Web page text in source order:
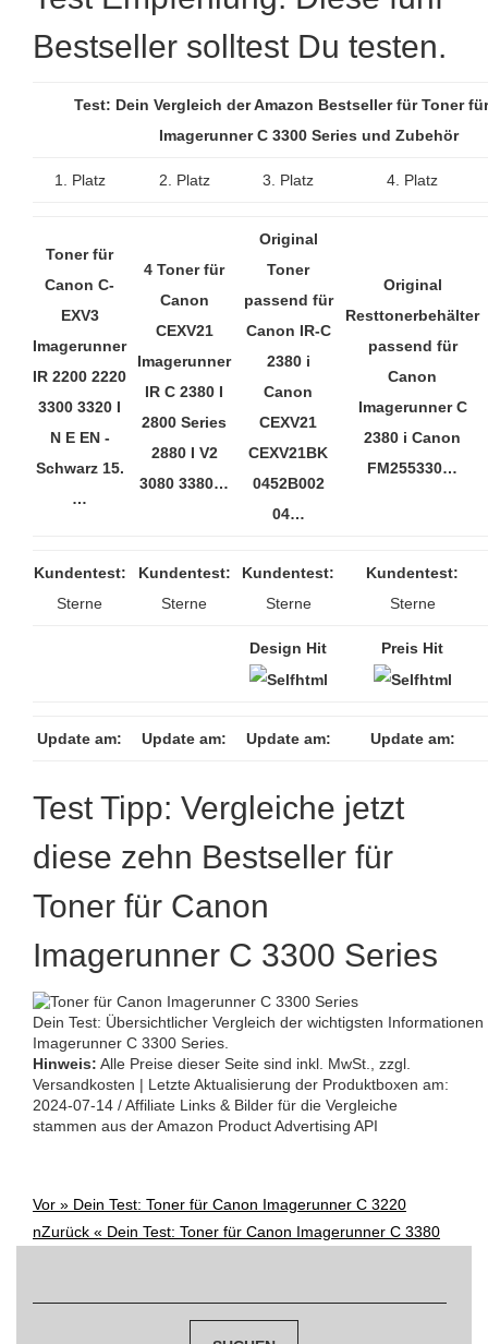
Bestseller solltest Du testen.
Test: Dein Vergleich der Amazon Bestseller für Toner
Imagerunner C 3300 Series und Zubehör
1. Platz 2. Platz 3. Platz 4. Platz
Toner für
Canon C-
EXV3
Imagerunner
IR 2200 2220
3300 3320 I
N E EN -
Schwarz 15.
…
4 Toner für
Canon
CEXV21
Imagerunner
IR C 2380 I
2800 Series
2880 I V2
3080 3380…
Original
Toner
passend für
Canon IR-C
2380 i
Canon
CEXV21
CEXV21BK
0452B002
04…
Original
Resttonerbehälter
passend für
Canon
Imagerunner C
2380 i Canon
FM255330…
Kundentest:
Sterne
Kundentest:
Sterne
Kundentest:
Sterne
Kundentest:
Sterne
Design Hit Preis Hit
Update am: Update am: Update am: Update am:
Test Tipp: Vergleiche jetzt
diese zehn Bestseller für
Toner für Canon
Imagerunner C 3300 Series
Dein Test: Übersichtlicher Vergleich der wichtigsten
Imagerunner C 3300 Series.
Hinweis: Alle Preise dieser Seite sind inkl. MwSt., zzgl.
Versandkosten | Letzte Aktualisierung der Produktboxen am:
2024-07-14 / Affiliate Links & Bilder für die Vergleiche
stammen aus der Amazon Product Advertising API
Post
Vor » Dein Test: Toner für Canon Imagerunner C 3220
nZurück « Dein Test: Toner für Canon Imagerunner C 3380